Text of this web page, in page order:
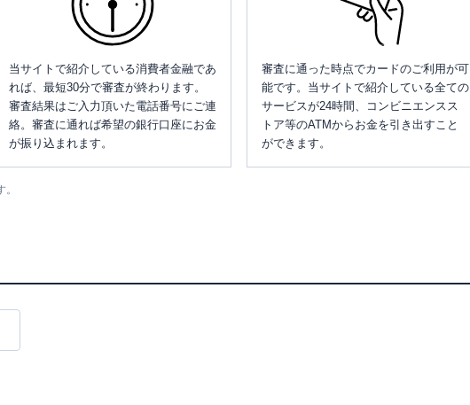
当サイトで紹介している消費者金融であ
れば、最短30分で審査が終わります。
審査結果はご入力頂いた電話番号にご連
絡。審査に通れば希望の銀行口座にお金
が振り込まれます。
審査に通った時点でカードのご利用が可
能です。当サイトで紹介している全ての
サービスが24時間、コンビニエンスス
トア等のATMからお金を引き出すこと
ができます。